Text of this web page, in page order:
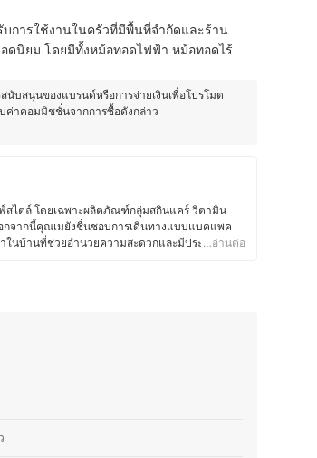
บการใช้งานในครัวที่มีพื้นที่จำกัดและร้าน
อดนิยม โดยมีทั้งหม้อทอดไฟฟ้า หม้อทอดไร้
นับสนุนของแบรนด์หรือการจ่ายเงินเพื่อโปรโมต
ค่าคอมมิชชั่นจากการซื้อดังกล่าว
สไตล์ โดยเฉพาะผลิตภัณฑ์กลุ่มสกินแคร์ วิตามิน
กจากนี้คุณเมยังชื่นชอบการเดินทางแบบแบคแพค
ในบ้านที่ช่วยอำนวยความสะดวกและมีประสิทธิภาพ
…อ่านต่อ